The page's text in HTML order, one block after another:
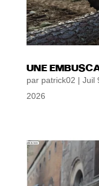
UNE
par patrick02 | Juil
2026